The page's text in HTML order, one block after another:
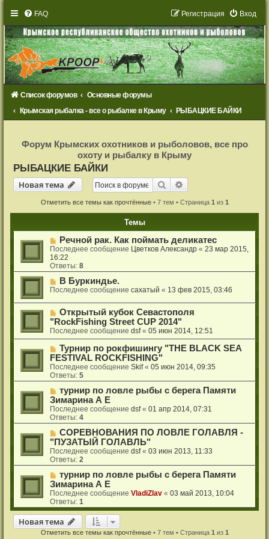
FAQ Вход
Регистрация
Список форумов
Основные форумы
Крымская рыбалка - все о рыбалке в Крыму
РЫБАЦКИЕ БАЙКИ
с
т
р
а
ц
Форум Крымских охотников и рыболовов, все про
охоту и рыбалку в Крыму
РЫБАЦКИЕ БАЙКИ
Новая тема
Новаятема Поиск
Отметить все темы как прочтённые• 7 тем • Страница 1 из 1
Темы
Речной рак. Как поймать деликатес
Последнее сообщение Цветков Александр «23 мар 2015,
16:22
Ответы:8
В Буркиндье.
Последнее сообщениесахатый « 13 фев 2015, 03:46
Открытый кубок Севастополя
"RockFishing Street CUP 2014"
Последнее сообщениеdsf«05 июн 2014, 12:51
Турнир по рокфишингу "THE BLACK SEA
FESTIVAL ROCKFISHING"
Последнее сообщениеSkif«05 июн 2014, 09:35
Ответы:5
турнир по ловле рыбы с берега Памяти
Зимарина А Е
Последнее сообщениеdsf«01 апр 2014, 07:31
Ответы:4
СОРЕВНОВАНИЯ ПО ЛОВЛЕ ГОЛАВЛЯ -
"ПУЗАТЫЙ ГОЛАВЛЬ"
Последнее сообщениеdsf«03 июн 2013, 11:33
Ответы:2
турнир по ловле рыбы с берега Памяти
Зимарина А Е
Последнее сообщениеVladiZlav «03 май 2013, 10:04
Ответы:1
Новая тема
Новаятема
Отметить все темы как прочтённые• 7 тем • Страница 1 из 1